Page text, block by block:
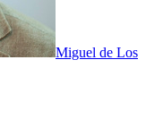
Miguel de Los